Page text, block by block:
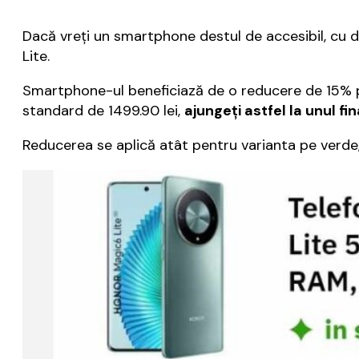
Dacă vreţi un smartphone destul de accesibil,
Lite.
Smartphone-ul beneficiază de o reducere de
standard de 1499.90 lei, ajungeţi astfel la unul
Reducerea se aplică atât pentru varianta pe